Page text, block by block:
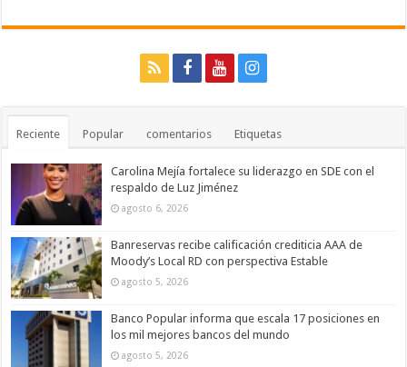
Reciente Popular comentarios Etiquetas
Carolina Mejía fortalece su liderazgo en SDE con el
respaldo de Luz Jiménez
agosto 6, 2026
Banreservas recibe calificación crediticia AAA de
Moody’s Local RD con perspectiva Estable
agosto 5, 2026
Banco Popular informa que escala 17 posiciones en
los mil mejores bancos del mundo
agosto 5, 2026